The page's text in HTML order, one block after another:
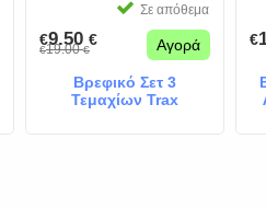
Σε απόθεμα
€9.50 €
€19.00€ Αγορά
Βρεφικό Σετ 3
Τεμαχίων Trax
€